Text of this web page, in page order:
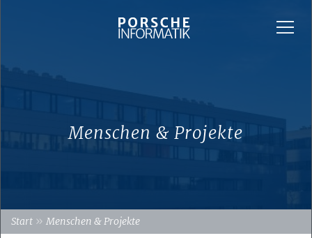
Menschen & Projekte
Start » Menschen & Projekte